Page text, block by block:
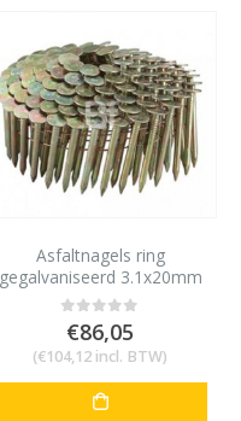
Asfaltnagels ring
gegalvaniseerd 3.1x20mm
7200 stuks
0out of 5
€86,05
(€104,12 incl. BTW)